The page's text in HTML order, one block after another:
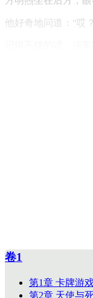
他好奇地问道：“哎
卷1
第1章 卡牌游
第2章 天使与